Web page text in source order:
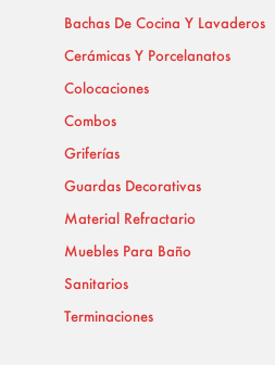
Bachas De Cocina Y Lavaderos
Cerámicas Y Porcelanatos
Colocaciones
Combos
Griferías
Guardas Decorativas
Material Refractario
Muebles Para Baño
Sanitarios
Terminaciones